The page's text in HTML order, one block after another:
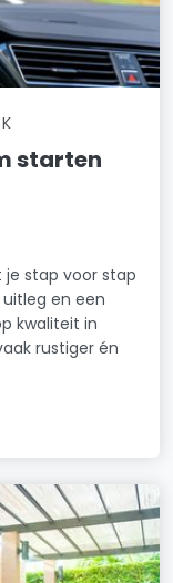
starten
je stap voor stap
en een
kwaliteit in
rustiger én